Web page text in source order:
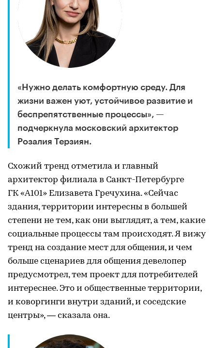
«Нужно делать комфортную среду. Для
жизни важен уют, устойчивое развитие и
беспрепятственные процессы», —
подчеркнула московский архитектор
Розалия Терзиян.
Схожий тренд отметила и главный
архитектор филиала в Санкт-Петербурге
ГК «А101» Елизавета Гречухина. «Сейчас
здания, территории интересны в большей
степени не тем, как они выглядят, а тем, какие
социальные процессы там происходят. Я вижу
тренд на создание мест для общения, и чем
больше сценариев для общения девелопер
предусмотрел, тем проект для потребителей
интереснее. Это и общественные территории,
и коворгинги внутри зданий, и соседские
центры», — сказала она.